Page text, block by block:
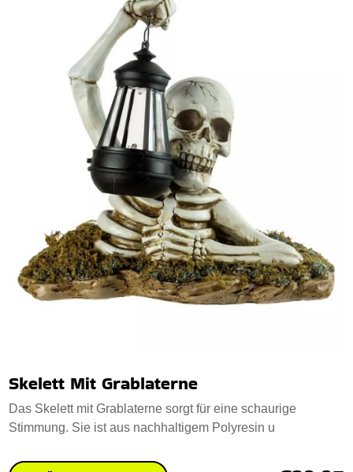
Skelett Mit Grablaterne
Das Skelett mit Grablaterne sorgt für eine schaurige
Stimmung. Sie ist aus nachhaltigem Polyresin u